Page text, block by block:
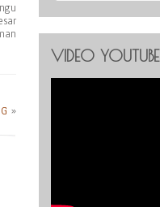
»
VIDEO YOUTUBE